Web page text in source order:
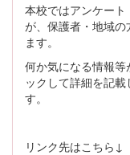
本校ではアンケー
が、保護者・地域
ます。
何か気になる情報
ックして詳細を記
す。
リンク先はこちら↓